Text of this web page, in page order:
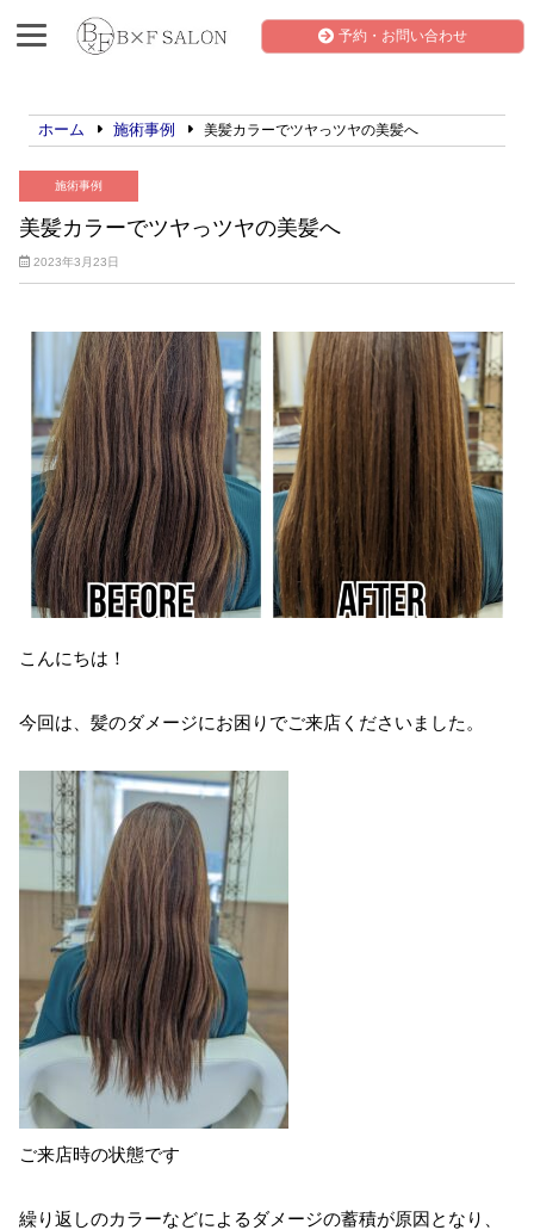
予約・お問い合わせ
ホーム 施術事例 美髪カラーでツヤっツヤの美髪へ
施術事例
美髪カラーでツヤっツヤの美髪へ
2023年3月23日
こんにちは！
今回は、髪のダメージにお困りでご来店くださいました。
ご来店時の状態です
繰り返しのカラーなどによるダメージの蓄積が原因となり、